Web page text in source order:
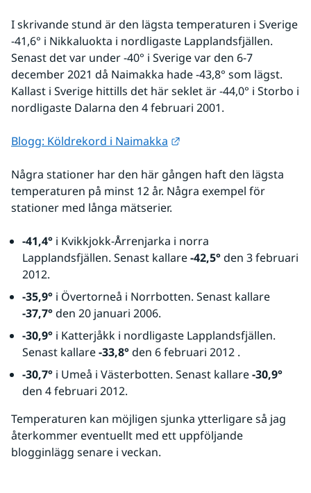
I skrivande stund är den lägsta temperaturen i Sverige
-41,6° i Nikkaluokta i nordligaste Lapplandsfjällen.
Senast det var under -40° i Sverige var den 6-7
december 2021 då Naimakka hade -43,8° som lägst.
Kallast i Sverige hittills det här seklet är -44,0° i Storbo i
nordligaste Dalarna den 4 februari 2001.
Blogg: Köldrekord i Naimakka
Några stationer har den här gången haft den lägsta
temperaturen på minst 12 år. Några exempel för
stationer med långa mätserier.
-41,4° i Kvikkjokk-Årrenjarka i norra
Lapplandsfjällen. Senast kallare -42,5° den 3 februari
2012.
-35,9°
-37,7° den 20 januari 2006.
-30,9° i Katterjåkk i nordligaste Lapplandsfjällen.
Senast kallare -33,8° den 6 februari 2012 .
-30,7° i Umeå i Västerbotten. Senast kallare -30,9°
den 4 februari 2012.
Temperaturen kan möjligen sjunka ytterligare så jag
återkommer eventuellt med ett uppföljande
blogginlägg senare i veckan.